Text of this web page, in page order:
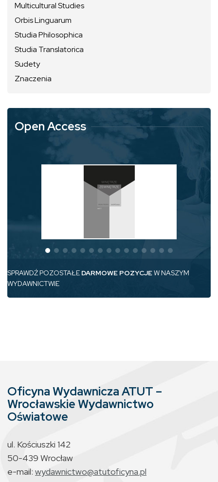
Multicultural Studies
Orbis Linguarum
Studia Philosophica
Studia Translatorica
Sudety
Znaczenia
Open Access
SPRAWDŹ POZOSTAŁE DARMOWE POZYCJEW NASZYM
WYDAWNICTWIE
Oficyna Wydawnicza ATUT –
Wrocławskie Wydawnictwo
Oświatowe
ul. Kościuszki 142
50-439 Wrocław
e-mail: wydawnictwo@atutoficyna.pl